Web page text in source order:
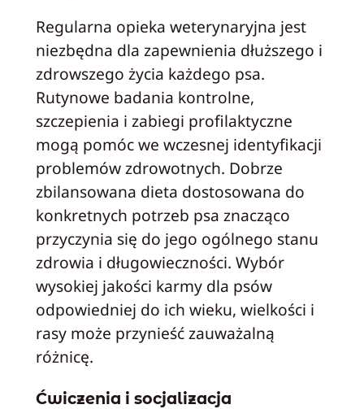
Regularna opieka weterynaryjna jest
niezbędna dla zapewnienia dłuższego i
zdrowszego życia każdego psa.
Rutynowe badania kontrolne,
szczepienia i zabiegi profilaktyczne
mogą pomóc we wczesnej identyfikacji
problemów zdrowotnych. Dobrze
zbilansowana dieta dostosowana do
konkretnych potrzeb psa znacząco
przyczynia się do jego ogólnego stanu
zdrowia i długowieczności. Wybór
wysokiej jakości karmy dla psów
odpowiedniej do ich wieku, wielkości i
rasy może przynieść zauważalną
różnicę.
Ćwiczenia i socjalizacja